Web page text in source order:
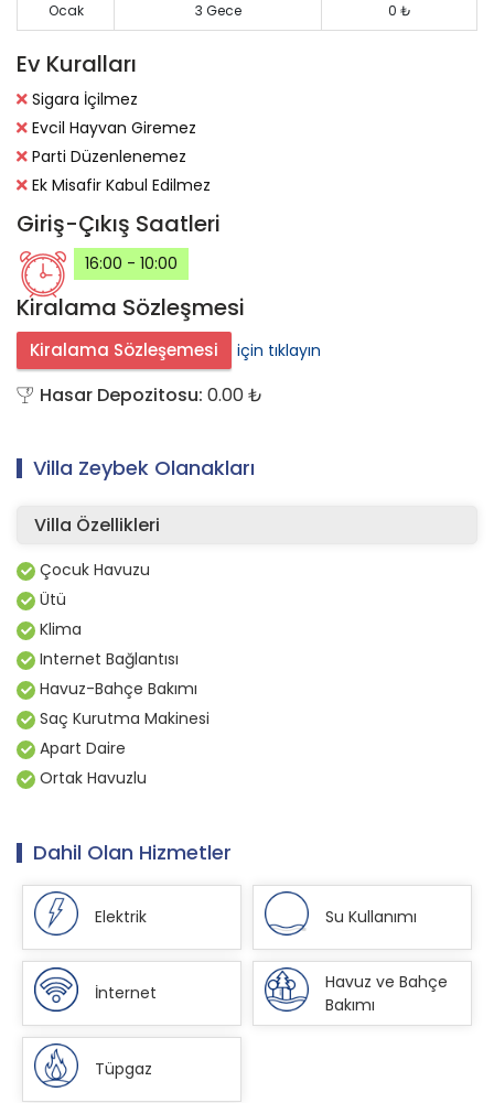
Ocak 3 Gece 0 ₺
Ev Kuralları
Sigara İçilmez
Evcil Hayvan Giremez
Parti Düzenlenemez
Ek Misafir Kabul Edilmez
Giriş-Çıkış Saatleri
16:00 - 10:00
Kiralama Sözleşmesi
Kiralama Sözleşemesi için tıklayın
Hasar Depozitosu: 0.00 ₺
Villa Zeybek Olanakları
Villa Özellikleri
Çocuk Havuzu
Ütü
Klima
Internet Bağlantısı
Havuz-Bahçe Bakımı
Saç Kurutma Makinesi
Apart Daire
Ortak Havuzlu
Dahil Olan Hizmetler
Elektrik Su Kullanımı
İnternet
Havuz ve Bahçe
Bakımı
Tüpgaz